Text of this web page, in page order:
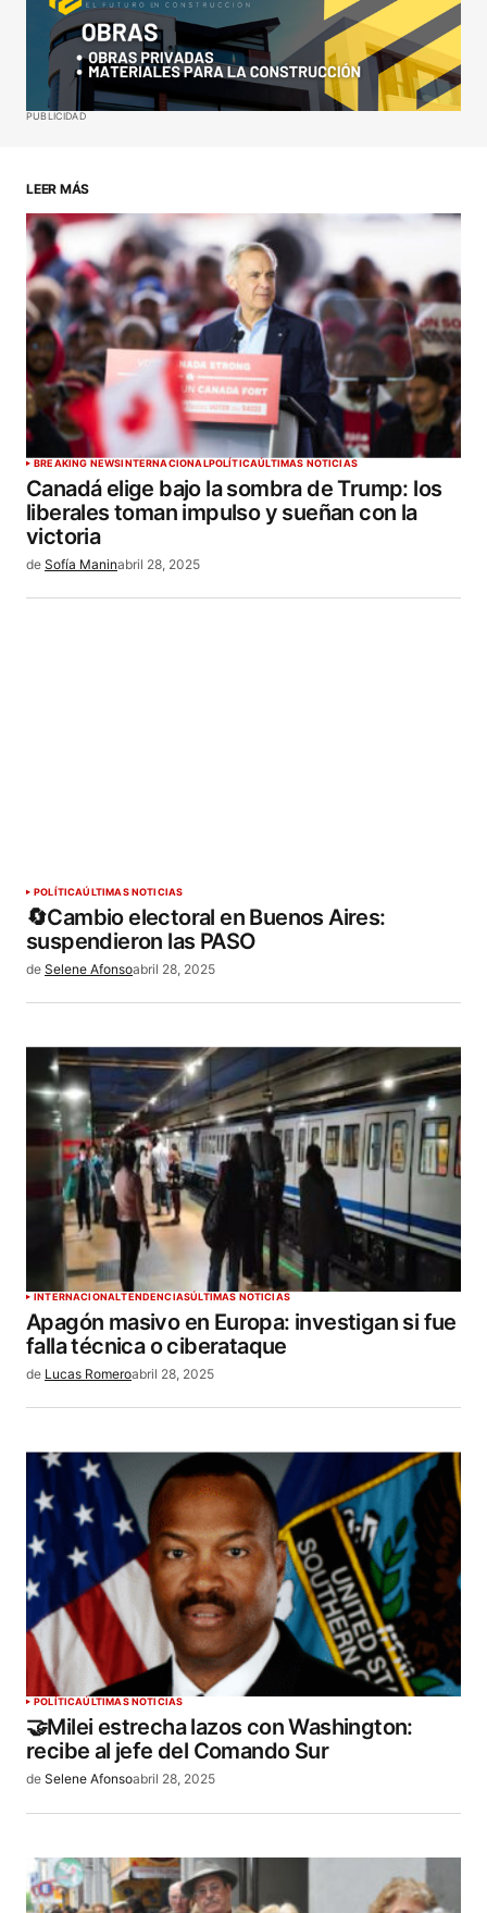
Your E-mail*
ENVIAR COMENTARIO
PUBLICIDAD
LEER MÁS
BREAKING NEWSINTERNACIONALPOLÍTICAÚLTIMAS NOTICIAS
Canadá elige bajo la sombra de Trump: los
liberales toman impulso y sueñan con la
victoria
de Sofía Maninabril 28, 2025
POLÍTICAÚLTIMAS NOTICIAS
🔄Cambio electoral en Buenos Aires:
suspendieron las PASO
de Selene Afonsoabril 28, 2025
INTERNACIONALTENDENCIASÚLTIMAS NOTICIAS
Apagón masivo en Europa: investigan si fue
falla técnica o ciberataque
de Lucas Romeroabril 28, 2025
POLÍTICAÚLTIMAS NOTICIAS
🤝Milei estrecha lazos con Washington:
recibe al jefe del Comando Sur
de Selene Afonsoabril 28, 2025